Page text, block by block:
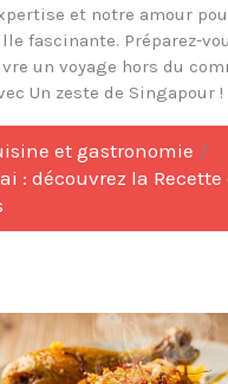
et notre amour
fascinante. Préparez-
un voyage hors du
Un zeste de Singapour !
et gastronomie
: découvrez la